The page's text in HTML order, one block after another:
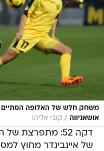
משחק חלש של האלופה הסתיים
אושאניווה / קובי אליהו
דקה 52: מתפרצת
של איינבינדר מחוץ